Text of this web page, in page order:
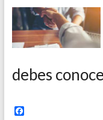
debes
F